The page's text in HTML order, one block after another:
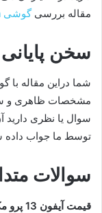
مقاله بررسی گوشی s21 ultra
سخن پایانی
مشخصات ظاهری و
سوال یا نظری دارید
توسط ما جواب داده
سوالات
قیمت آیفون 13 پرو مکس در بازار جهانی و بازار ایران چقدر است؟